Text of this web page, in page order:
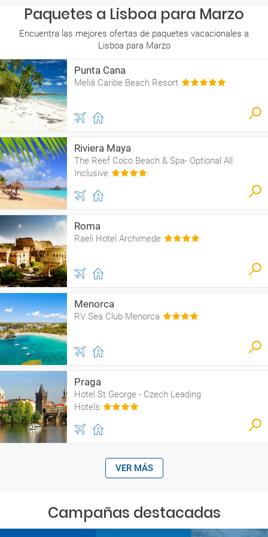
Paquetes a Lisboa para Marzo
Encuentra las mejores ofertas de paquetes vacacionales a
Lisboa para Marzo
Punta Cana
Meliá Caribe Beach Resort
Riviera Maya
The Reef Coco Beach & Spa- Optional All
Inclusive
Roma
Raeli Hotel Archimede
Menorca
RV Sea Club Menorca
Praga
Hotel St George - Czech Leading
Hotels
VER MÁS
Campañas destacadas